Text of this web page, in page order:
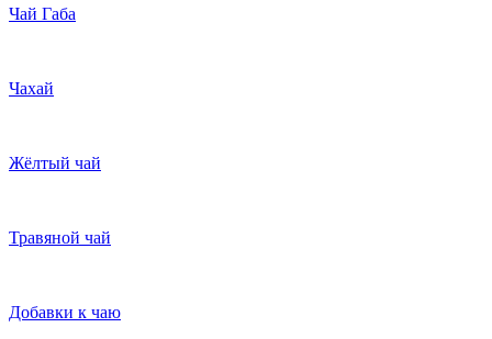
Чай Габа
Чахай
Жёлтый чай
Травяной чай
Добавки к чаю